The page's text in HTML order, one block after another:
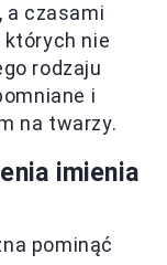
a czasami
których nie
rodzaju
i
na twarzy.
imienia
pominąć